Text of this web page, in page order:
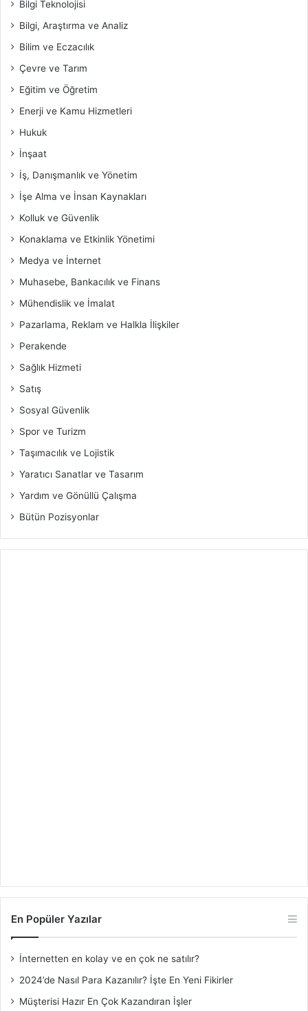
Bilgi Teknolojisi
Bilgi, Araştırma ve Analiz
Bilim ve Eczacılık
Çevre ve Tarım
Eğitim ve Öğretim
Enerji ve Kamu Hizmetleri
Hukuk
İnşaat
İş, Danışmanlık ve Yönetim
İşe Alma ve İnsan Kaynakları
Kolluk ve Güvenlik
Konaklama ve Etkinlik Yönetimi
Medya ve İnternet
Muhasebe, Bankacılık ve Finans
Mühendislik ve İmalat
Pazarlama, Reklam ve Halkla İlişkiler
Perakende
Sağlık Hizmeti
Satış
Sosyal Güvenlik
Spor ve Turizm
Taşımacılık ve Lojistik
Yaratıcı Sanatlar ve Tasarım
Yardım ve Gönüllü Çalışma
Bütün Pozisyonlar
En Popüler Yazılar
İnternetten en kolay ve en çok ne satılır?
2024’de Nasıl Para Kazanılır? İşte En Yeni Fikirler
Müşterisi Hazır En Çok Kazandıran İşler